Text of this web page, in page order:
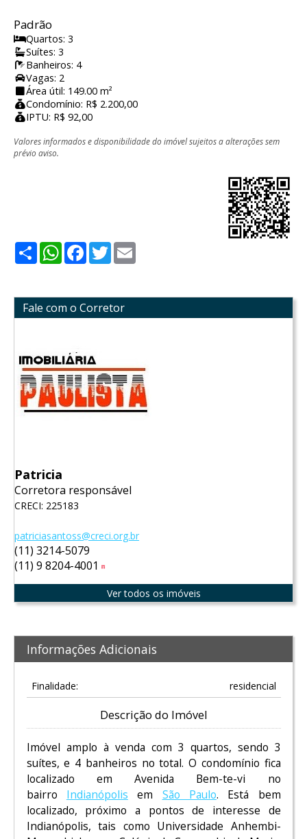
Padrão
Quartos: 3
Suítes: 3
Banheiros: 4
Vagas: 2
Área útil: 149.00 m²
Condomínio: R$ 2.200,00
IPTU: R$ 92,00
Valores informados e disponibilidade do imóvel sujeitos a alterações sem
prévio aviso.
ShareWhatsApp
Facebook
Twitter
Fale com o Corretor
Patricia
Corretora responsável
CRECI: 225183
patriciasantoss@creci.org.br
(11) 3214-5079
(11) 9 8204-4001
Ver todos os imóveis
Informações Adicionais
Finalidade: residencial
Descrição do Imóvel
Imóvel amplo à venda com 3 quartos, sendo 3
suítes, e 4 banheiros no total. O condomínio fica
localizado em Avenida Bem-te-vi no
bairro Indianópolis em São Paulo. Está bem
localizado, próximo a pontos de interesse de
Indianópolis, tais como Universidade Anhembi-